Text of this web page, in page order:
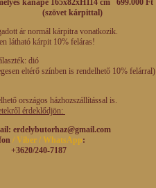
kanapé 165x82xH114 cm 699.000 Ft
(szövet kárpittal)
ár normál kárpitra vonatkozik.
látható kárpit 10% feláras!
dió
eltérő színben is rendelhető 10% felárral)
országos házhozszállítással is.
érdeklődjön:
: erdelybutorhaz@gmail.com
/ Viber / WhatsApp:
240-7187